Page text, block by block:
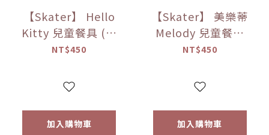
【Skater】 Hello
Kitty 兒童餐具 (湯
匙＆叉子)
NT$450
加入購物車
【Skater】 美樂蒂
Melody 兒童餐具
(湯匙＆叉子)
NT$450
加入購物車